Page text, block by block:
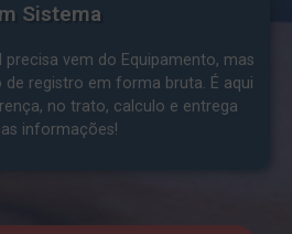
Sistema
vem do Equipamento, mas
registro em forma bruta. É aqui
no trato, calculo e entrega
informações!